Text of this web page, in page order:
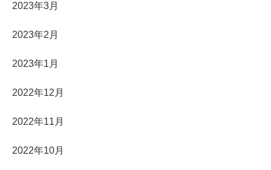
2023年3月
2023年2月
2023年1月
2022年12月
2022年11月
2022年10月